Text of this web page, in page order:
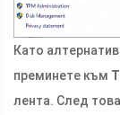
Като
преминете към
лента. След